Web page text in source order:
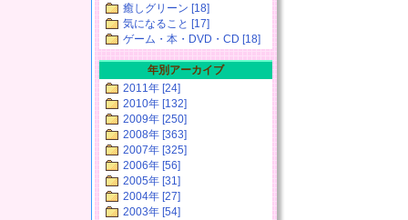
癒しグリーン [18]
気になること [17]
ゲーム・本・DVD・CD [18]
年別アーカイブ
2011年 [24]
2010年 [132]
2009年 [250]
2008年 [363]
2007年 [325]
2006年 [56]
2005年 [31]
2004年 [27]
2003年 [54]